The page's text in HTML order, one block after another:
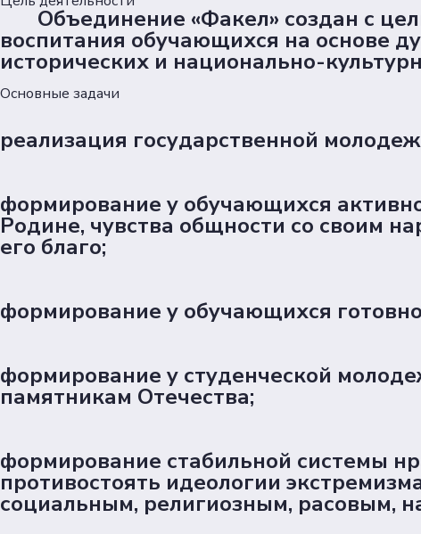
Объединение «Факел» создан с
воспитания обучающихся на основе
исторических и национально-
Основные задачи
реализация государственной
формирование у обучающихся
Родине, чувства общности со своим
его благо;
формирование у обучающихся
формирование у студенческой
памятникам Отечества;
формирование стабильной системы
противостоять идеологии
социальным, религиозным, расовым,